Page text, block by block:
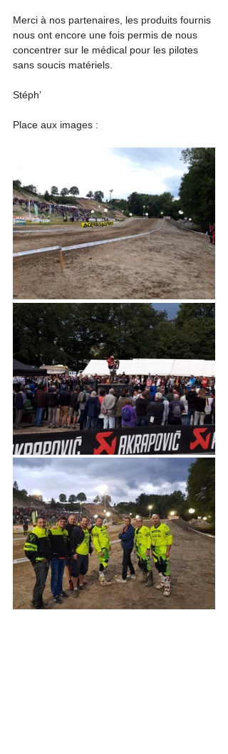
Merci à nos partenaires, les produits fournis
nous ont encore une fois permis de nous
concentrer sur le médical pour les pilotes
sans soucis matériels.
Stéph’
Place aux images :